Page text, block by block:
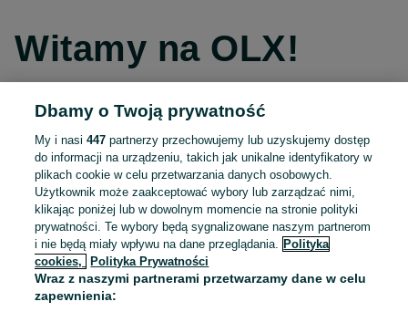
Witamy na OLX!
Kontynuuj przez Facebooka
Kontynuuj przez konto Apple
Kontynuuj przez konto Google
LUB
Dbamy o Twoją prywatność
My i nasi447 partnerzy przechowujemy lub uzyskujemy dostęp
do informacji na urządzeniu, takich jak unikalne identyfikatory w
plikach cookie w celu przetwarzania danych osobowych.
Użytkownik może zaakceptować wybory lub zarządzać nimi,
klikając poniżej lub w dowolnym momencie na stronie polityki
prywatności. Te wybory będą sygnalizowane naszym partnerom
i nie będą miały wpływu na dane przeglądania.
Polityka
cookies,
Polityka Prywatności
Wraz z naszymi partnerami przetwarzamy dane w celu
zapewnienia: